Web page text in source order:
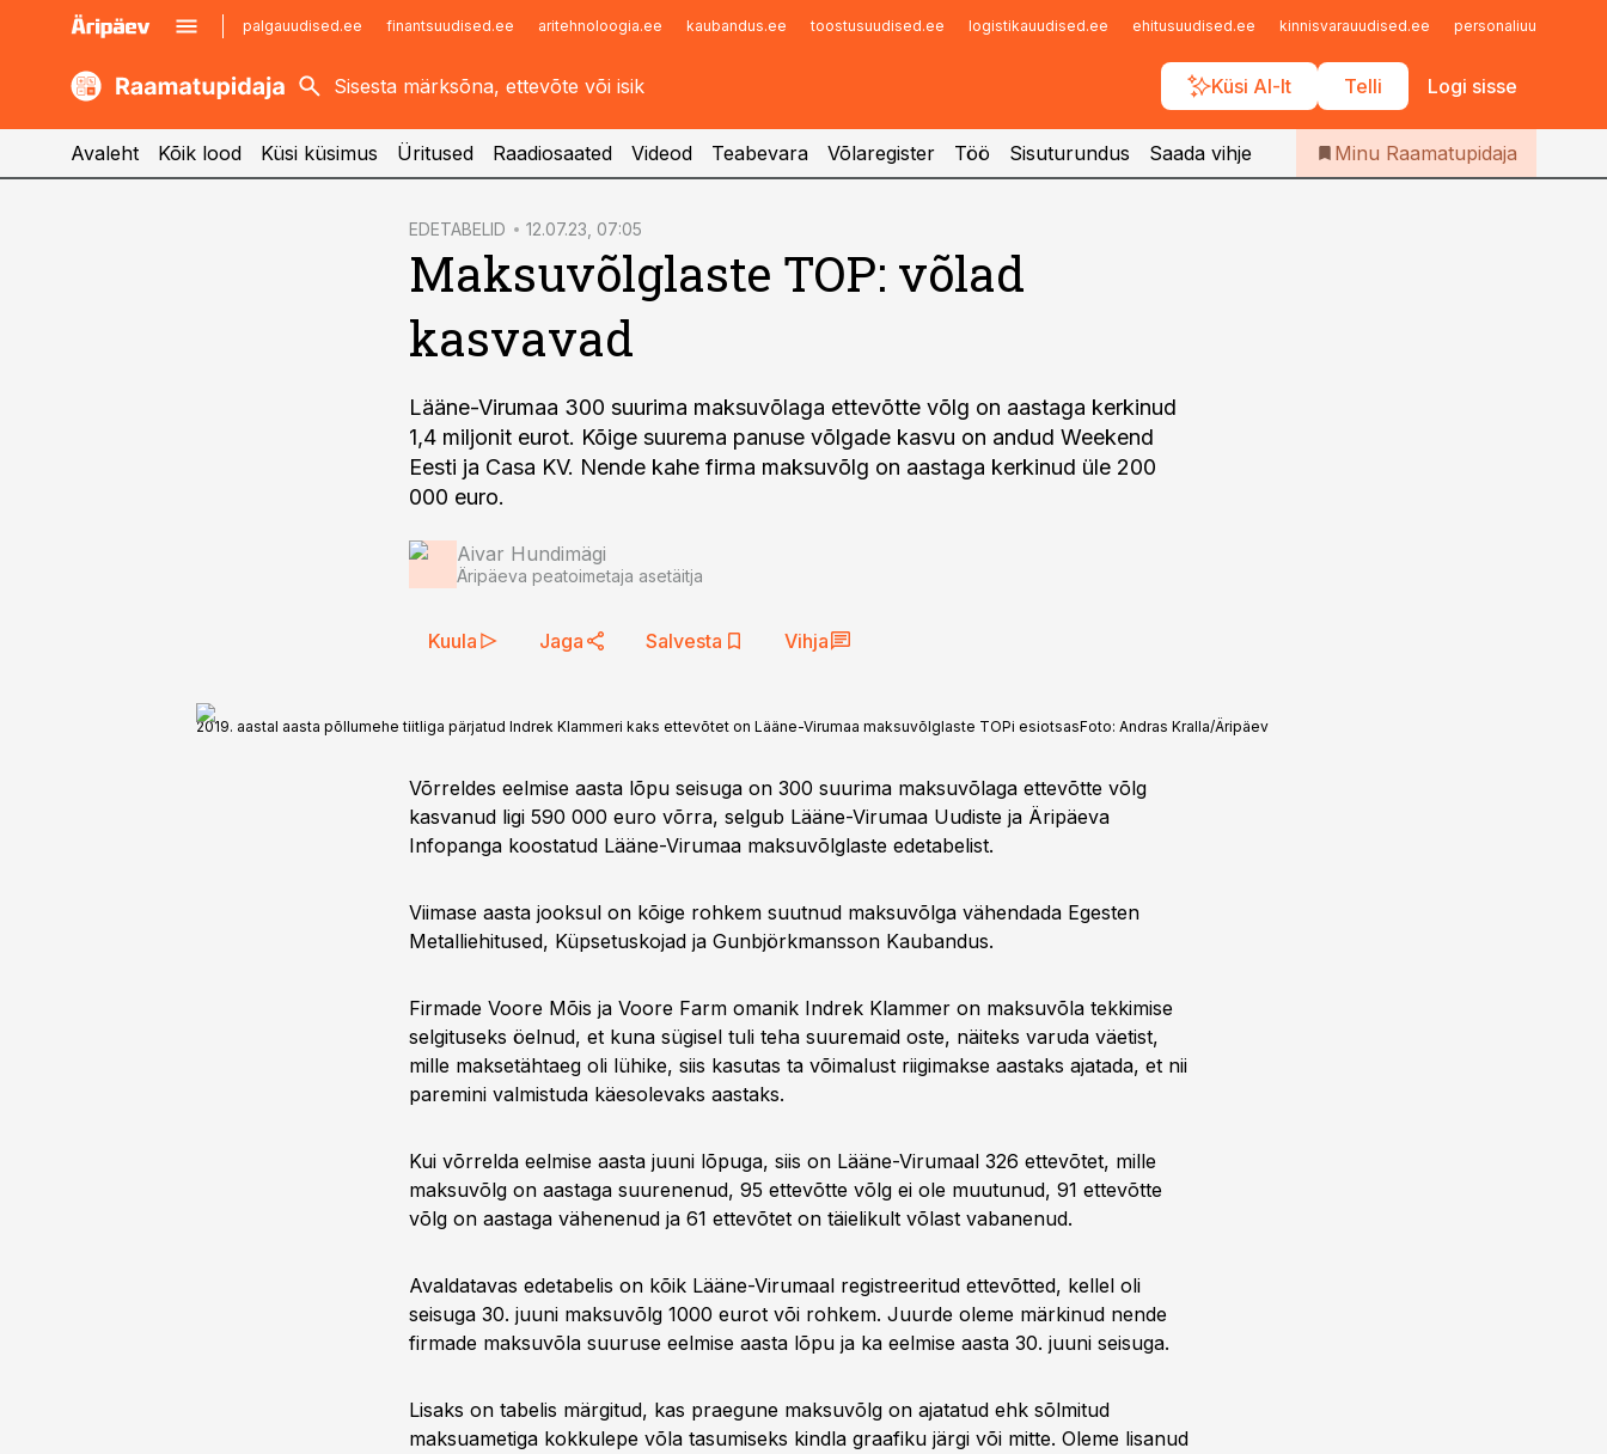
palgauudised.ee finantsuudised.ee aritehnoloogia.ee kaubandus.ee toostusuudised.ee logistikauudised.ee ehitusuudised.ee kinnisvarauudised.ee personaliuudised.ee
Küsi AI-lt Telli Logi sisse
kaubandus.ee
kinnisvarauudised.ee
imelineajalugu.ee
Infopank
Iseteenindus
Telli Raamatupidaja
Avaleht Kõik lood Küsi küsimus Üritused Raadiosaated Videod Teabevara Võlaregister Töö Sisuturundus Saada vihje Minu Raamatupidaja
EDETABELID 12.07.23, 07:05
Maksuvõlglaste TOP: võlad
kasvavad
Lääne-Virumaa 300 suurima maksuvõlaga ettevõtte võlg on aastaga kerkinud
1,4 miljonit eurot. Kõige suurema panuse võlgade kasvu on andud Weekend
Eesti ja Casa KV. Nende kahe firma maksuvõlg on aastaga kerkinud üle 200
000 euro.
Aivar Hundimägi
Äripäeva peatoimetaja asetäitja
Kuula Jaga Salvesta Vihja
2019. aastal aasta põllumehe tiitliga pärjatud Indrek Klammeri kaks ettevõtet on Lääne-Virumaa maksuvõlglaste TOPi esiotsasFoto: Andras Kralla/Äripäev
Võrreldes eelmise aasta lõpu seisuga on 300 suurima maksuvõlaga ettevõtte võlg
kasvanud ligi 590 000 euro võrra, selgub Lääne-Virumaa Uudiste ja Äripäeva
Infopanga koostatud Lääne-Virumaa maksuvõlglaste edetabelist.
Viimase aasta jooksul on kõige rohkem suutnud maksuvõlga vähendada Egesten
Metalliehitused, Küpsetuskojad ja Gunbjörkmansson Kaubandus.
Firmade Voore Mõis ja Voore Farm omanik Indrek Klammer on maksuvõla tekkimise
selgituseks öelnud, et kuna sügisel tuli teha suuremaid oste, näiteks varuda väetist,
mille maksetähtaeg oli lühike, siis kasutas ta võimalust riigimakse aastaks ajatada, et nii
paremini valmistuda käesolevaks aastaks.
Kui võrrelda eelmise aasta juuni lõpuga, siis on Lääne-Virumaal 326 ettevõtet, mille
maksuvõlg on aastaga suurenenud, 95 ettevõtte võlg ei ole muutunud, 91 ettevõtte
võlg on aastaga vähenenud ja 61 ettevõtet on täielikult võlast vabanenud.
Avaldatavas edetabelis on kõik Lääne-Virumaal registreeritud ettevõtted, kellel oli
seisuga 30. juuni maksuvõlg 1000 eurot või rohkem. Juurde oleme märkinud nende
firmade maksuvõla suuruse eelmise aasta lõpu ja ka eelmise aasta 30. juuni seisuga.
Lisaks on tabelis märgitud, kas praegune maksuvõlg on ajatatud ehk sõlmitud
maksuametiga kokkulepe võla tasumiseks kindla graafiku järgi või mitte. Oleme lisanud